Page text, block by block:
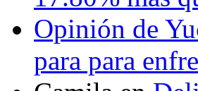
Opinión de
para para